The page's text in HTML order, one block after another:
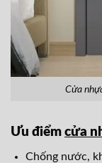
Cửa
Ưu điểm cửa
Chống nước,